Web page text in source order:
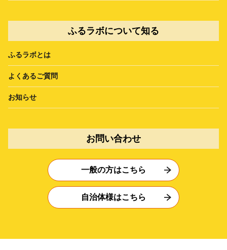
ふるラボについて知る
ふるラボとは
よくあるご質問
お知らせ
お問い合わせ
一般の方はこちら
自治体様はこちら